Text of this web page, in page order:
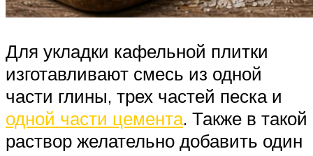
Для укладки кафельной плитки
изготавливают смесь из одной
части глины, трех частей песка и
одной части цемента. Также в такой
раствор желательно добавить один